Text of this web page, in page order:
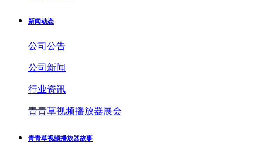
新闻动态
公司公告
公司新闻
行业资讯
青青草视频播放器展会
青青草视频播放器故事